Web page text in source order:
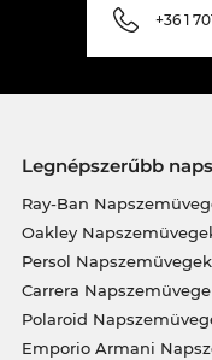
+36 1
Legnépszerűbb
Ray-Ban
Oakley
Persol Napszemüvegek
Carrera
Polaroid
Emporio Armani